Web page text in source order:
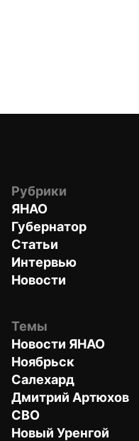
Рубрики
ЯНАО
Губернатор
Статьи
Интервью
Новости
Темы
Новости ЯНАО
Ноябрьск
Салехард
Дмитрий Артюхов
СВО
Новый Уренгой